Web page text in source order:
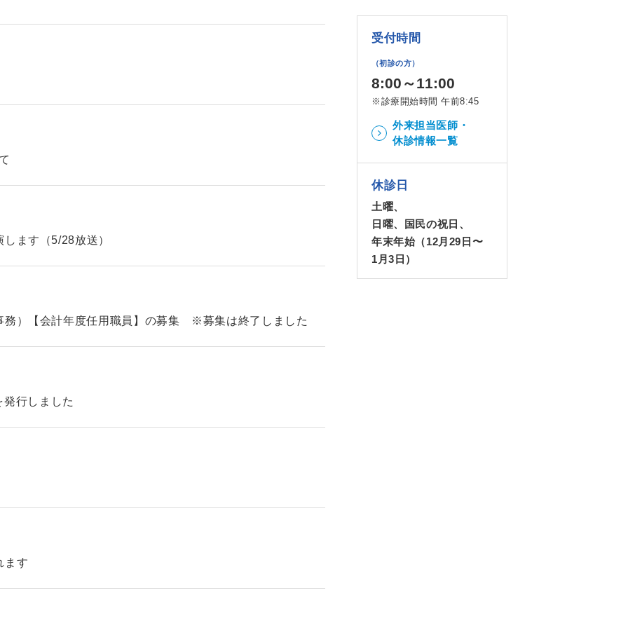
ます（5/28放送）
務）【会計年度任用職員】の募集 ※募集は終了しました
行しました
ます
受付時間
（初診の方）
8:00～11:00
※診療開始時間 午前8:45
外来担当医師・
休診情報一覧
休診日
土曜、
日曜、国民の祝日、
年末年始（12月29日〜
1月3日）